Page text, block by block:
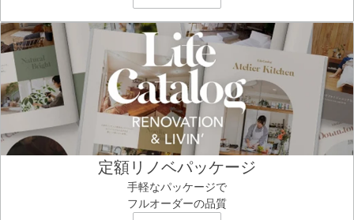
定額リノベパッケージ
手軽なパッケージで
フルオーダーの品質